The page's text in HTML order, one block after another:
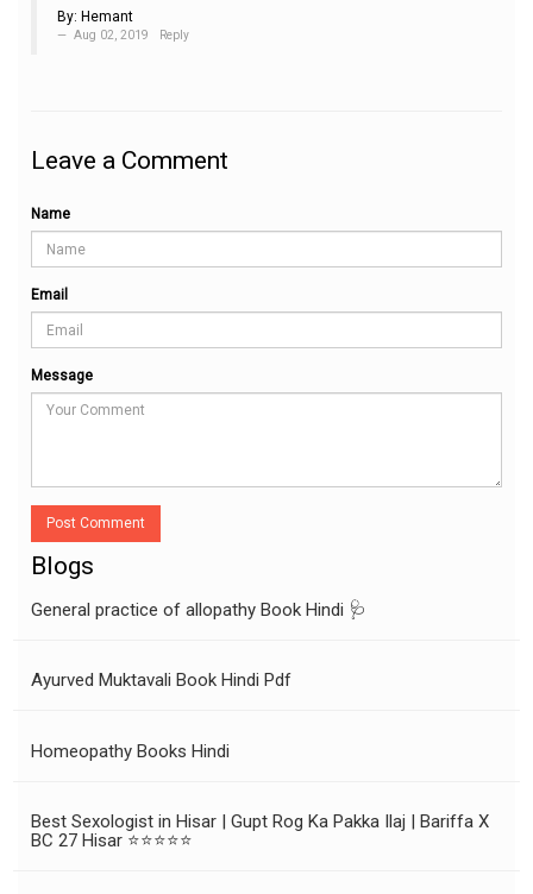
By: Hemant
Aug 02, 2019 Reply
Leave a Comment
Name
Email
Message
Post Comment
Blogs
General practice of allopathy Book Hindi 🩺
Ayurved Muktavali Book Hindi Pdf
Homeopathy Books Hindi
Best Sexologist in Hisar | Gupt Rog Ka Pakka Ilaj | Bariffa X
BC 27 Hisar ⭐⭐⭐⭐⭐